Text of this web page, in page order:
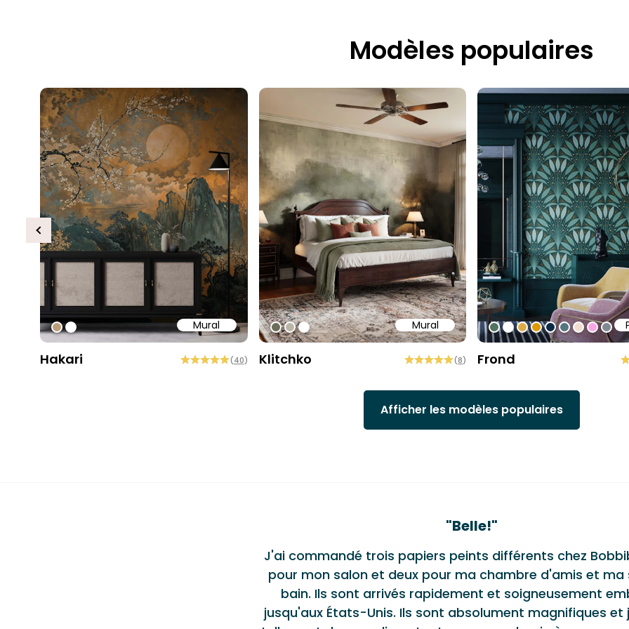
Modèles populaires
Mural
#bd9e7a
#ffffff
Hakari (40)
Mural
#6e6d58
#b9b6a6
#ffffff
Klitchko (8)
#547260
#ffffff
#dcab49
#de9903
#0d2b46
#54777f
#efded0
Frond
Previous
Afficher les modèles populaires
"Belle!"
J'ai commandé trois papiers peints différents chez
pour mon salon et deux pour ma chambre d'amis et ma
bain. Ils sont arrivés rapidement et soigneusement
jusqu'aux États-Unis. Ils sont absolument magnifiques et